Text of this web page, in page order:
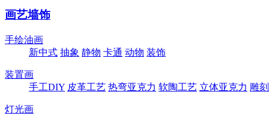
画艺墙饰
手绘油画
新中式 抽象 静物 卡通 动物 装饰
装置画
手工DIY 皮革工艺 热弯亚克力 软陶工艺 立体亚克力 雕
灯光画